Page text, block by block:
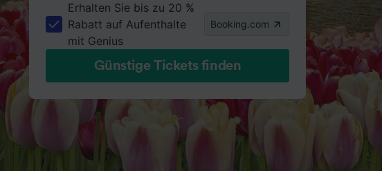
Erhalten Sie bis zu 20 %
Rabatt auf Aufenthalte
mit Genius
Booking.com
Günstige Tickets finden